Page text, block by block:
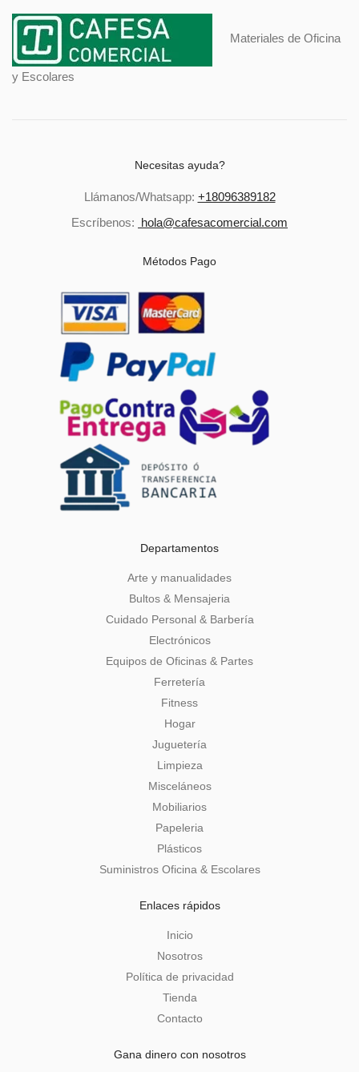
Materiales de Oficina
y Escolares
Necesitas ayuda?
Llámanos/Whatsapp: +18096389182
Escríbenos: hola@cafesacomercial.com
Métodos Pago
Departamentos
Arte y manualidades
Bultos & Mensajeria
Cuidado Personal & Barbería
Electrónicos
Equipos de Oficinas & Partes
Ferretería
Fitness
Hogar
Juguetería
Limpieza
Misceláneos
Mobiliarios
Papeleria
Plásticos
Suministros Oficina & Escolares
Enlaces rápidos
Inicio
Nosotros
Política de privacidad
Tienda
Contacto
Gana dinero con nosotros